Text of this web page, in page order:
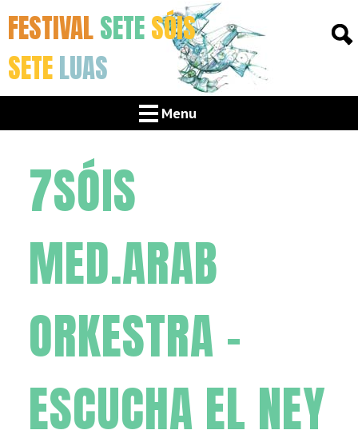
FESTIVALSETESÓIS
SETELUAS
Menu
7SÓIS
MED.ARAB
ORKESTRA –
ESCUCHA EL NEY